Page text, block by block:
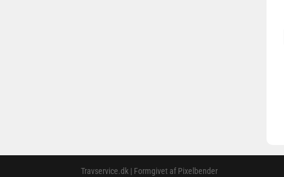
Travservice.dk | Formgivet af Pixelbender